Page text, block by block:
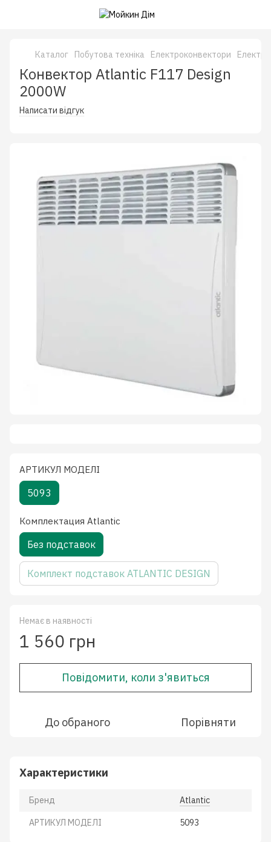
Каталог Побутова техніка Електроконвектори
Конвектор Atlantic F117 Design
2000W
Написати відгук
АРТИКУЛ МОДЕЛІ
5093
Комплектация Atlantic
Без подставок
Комплект подставок ATLANTIC DESIGN
Немає в наявності
1 560 грн
Повідомити, коли з'явиться
До обраного Порівняти
Характеристики
Бренд Atlantic
АРТИКУЛ МОДЕЛІ 5093